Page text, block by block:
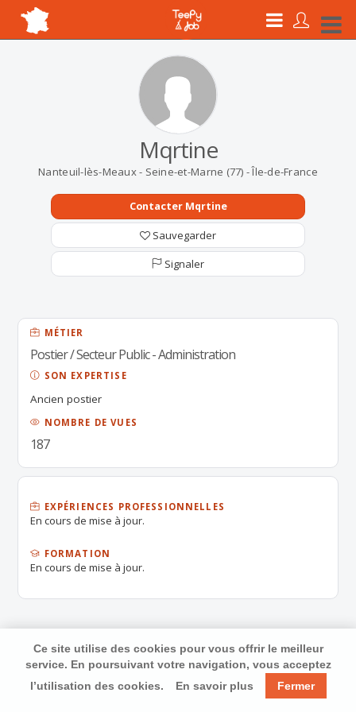
Mqrtine
Nanteuil-lès-Meaux - Seine-et-Marne (77) - Île-de-France
Contacter Mqrtine
Sauvegarder
Signaler
MÉTIER
Postier / Secteur Public - Administration
SON EXPERTISE
Ancien postier
NOMBRE DE VUES
187
EXPÉRIENCES PROFESSIONNELLES
En cours de mise à jour.
FORMATION
En cours de mise à jour.
Ce site utilise des cookies pour vous offrir le meilleur
service. En poursuivant votre navigation, vous acceptez
l’utilisation des cookies.
En savoir plus Fermer